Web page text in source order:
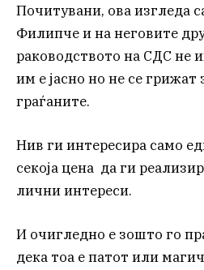
Почитувани, ова изгледа
Филипче и на неговите
раководството на СДС не
им е јасно но не се грижат
граѓаните.
Нив ги интересира само
секоја цена да ги
лични интереси.
И очигледно е зошто го
дека тоа е патот или